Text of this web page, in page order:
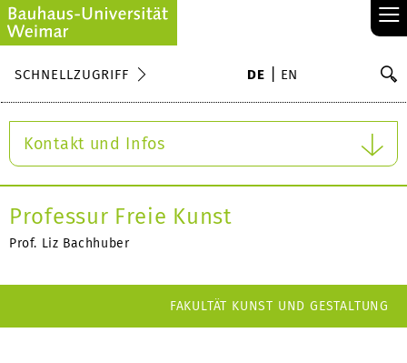
≡
SCHNELLZUGRIFF DE EN
Kontakt und Infos
Professur Freie Kunst
Prof. Liz Bachhuber
FAKULTÄT KUNST UND GESTALTUNG